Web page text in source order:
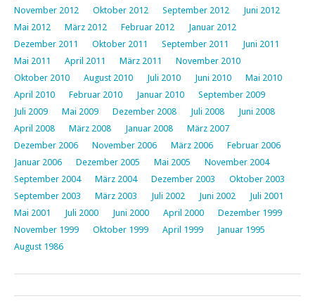
November 2012
Oktober 2012 September 2012
Juni 2012
Mai 2012
März 2012 Februar 2012
Januar 2012
Dezember 2011
Oktober 2011 September 2011
Juni 2011
Mai 2011
April 2011 März 2011
November 2010
Oktober 2010
August 2010 Juli 2010 Juni 2010
Mai 2010
April 2010
Februar 2010 Januar 2010
September 2009
Juli 2009
Mai 2009 Dezember 2008 Juli 2008
Juni 2008
April 2008
März 2008 Januar 2008
März 2007
Dezember 2006
November 2006 März 2006
Februar 2006
Januar 2006
Dezember 2005 Mai 2005
November 2004
September 2004
März 2004 Dezember 2003
Oktober 2003
September 2003
März 2003 Juli 2002 Juni 2002
Juli 2001
Mai 2001
Juli 2000 Juni 2000 April 2000
Dezember 1999
November 1999
Oktober 1999 April 1999
Januar 1995
August 1986